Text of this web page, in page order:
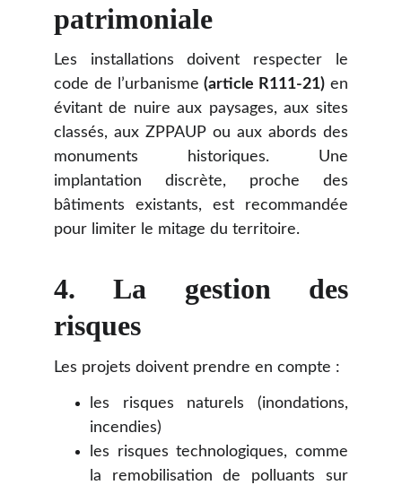
patrimoniale
Les installations doivent respecter le
code de l’urbanisme(article R111-21) en
évitant de nuire aux paysages, aux sites
classés, aux ZPPAUP ou aux abords des
monuments historiques. Une
implantation discrète, proche des
bâtiments existants, est recommandée
pour limiter le mitage du territoire.
4. La gestion des
risques
Les projets doivent prendre en compte :
les risques naturels (inondations,
incendies)
les risques technologiques, comme
la remobilisation de polluants sur